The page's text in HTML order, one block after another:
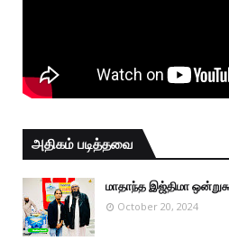
அதிகம் படித்தவை
மாதாந்த இஜ்திமா
October 20, 2024